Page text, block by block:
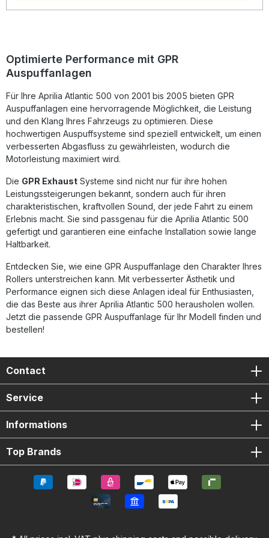
seiner Produkte, von der Sie als Kunde profitieren.
installieren. Lieferumfang: Diese Lieferung enthält alle
Fahrzeugspezifischen Halterungen und das
entsprechende Zubehör. Homologated silencer exhaust
YesLieferzeit: ca. 14 Tage
Optimierte Performance mit GPR
Auspuffanlagen
Für Ihre Aprilia Atlantic 500 von 2001 bis 2005 bieten GPR
Auspuffanlagen eine hervorragende Möglichkeit, die Leistung
und den Klang Ihres Fahrzeugs zu optimieren. Diese
hochwertigen Auspuffsysteme sind speziell entwickelt, um einen
verbesserten Abgasfluss zu gewährleisten, wodurch die
Motorleistung maximiert wird.
Die GPR Exhaust Systeme sind nicht nur für ihre hohen
Leistungssteigerungen bekannt, sondern auch für ihren
charakteristischen, kraftvollen Sound, der jede Fahrt zu einem
Erlebnis macht. Sie sind passgenau für die Aprilia Atlantic 500
gefertigt und garantieren eine einfache Installation sowie lange
Haltbarkeit.
Entdecken Sie, wie eine GPR Auspuffanlage den Charakter Ihres
Rollers unterstreichen kann. Mit verbesserter Ästhetik und
Performance eignen sich diese Anlagen ideal für Enthusiasten,
die das Beste aus ihrer Aprilia Atlantic 500 herausholen wollen.
Jetzt die passende GPR Auspuffanlage für Ihr Modell finden und
bestellen!
Contact
Service
Informations
Top Brands